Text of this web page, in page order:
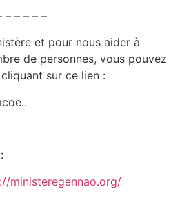
– – – – –
et pour nous aider à
de personnes, vous pouvez
sur ce lien :
ministeregennao.org/